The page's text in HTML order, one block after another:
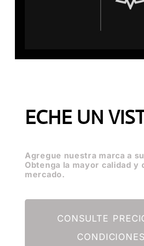
ECHE UN
Agregue nuestra marca a
Obtenga la mayor calidad y
mercado.
CONSULTE
CONDICIONES